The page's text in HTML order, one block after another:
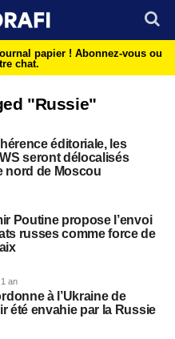
papier ! Abonnez-vous ou
chat.
"Russie"
éditoriale, les
seront délocalisés
nord de Moscou
Poutine propose l’envoi
russes comme force de
an
à l’Ukraine de
été envahie par la Russie